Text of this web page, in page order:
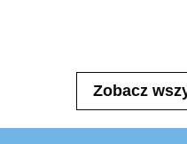
Zobacz